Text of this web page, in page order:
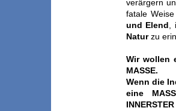
verärgern
fatale
und Elend ,
Naturzu
Wir wollen
MASSE.
Wenn die
eine